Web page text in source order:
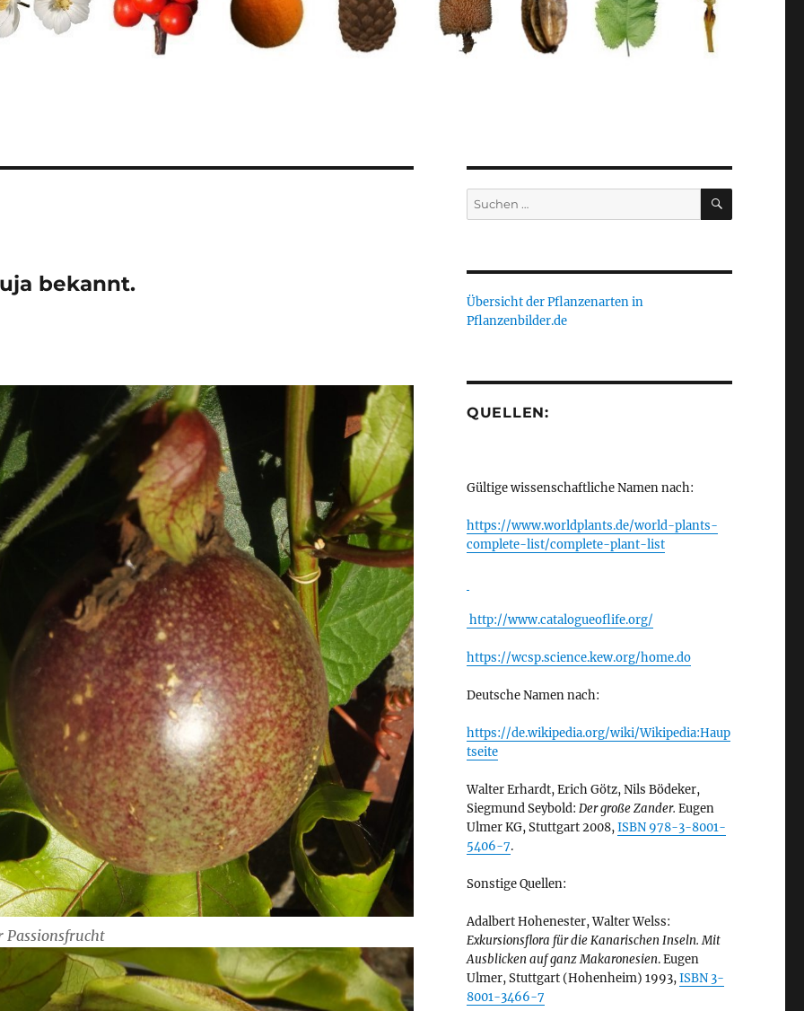
bekannt.
Passionsfrucht
Suche
nach:
SUCHEN
Übersicht der Pflanzenarten in
Pflanzenbilder.de
QUELLEN:
Gültige wissenschaftliche Namen nach:
https://www.worldplants.de/world-plants-
complete-list/complete-plant-list
http://www.catalogueoflife.org/
https://wcsp.science.kew.org/home.do
Deutsche Namen nach:
https://de.wikipedia.org/wiki/Wikipedia:Haup
tseite
Walter Erhardt, Erich Götz, Nils Bödeker,
Siegmund Seybold: Der große Zander. Eugen
Ulmer KG, Stuttgart 2008,ISBN 978-3-8001-
5406-7.
Sonstige Quellen:
Adalbert Hohenester, Walter Welss:
Exkursionsflora für die Kanarischen Inseln. Mit
Ausblicken auf ganz Makaronesien. Eugen
Ulmer, Stuttgart (Hohenheim) 1993,ISBN 3-
8001-3466-7